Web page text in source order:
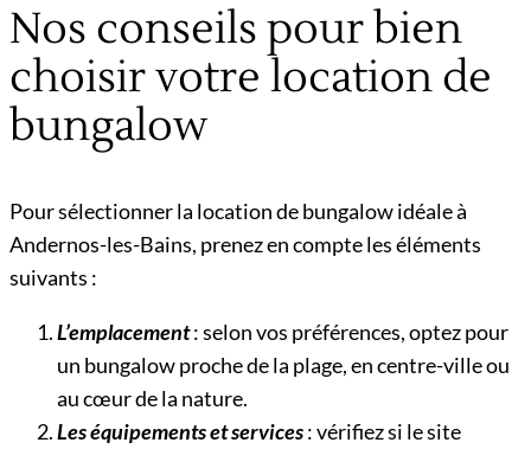
Nos conseils pour bien
choisir votre location de
bungalow
Pour sélectionner la location de bungalow idéale à
Andernos-les-Bains, prenez en compte les éléments
suivants :
L’emplacement: selon vos préférences, optez pour
un bungalow proche de la plage, en centre-ville ou
au cœur de la nature.
Les équipements et services: vérifiez si le site